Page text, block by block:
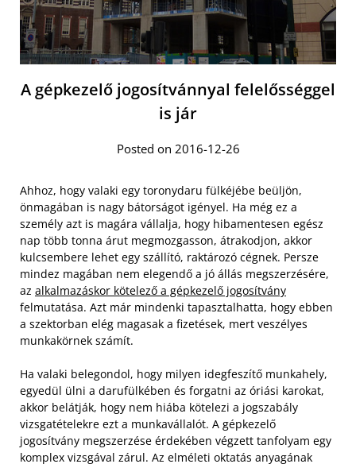
A gépkezelő jogosítvánnyal felelősséggel
is jár
Posted on 2016-12-26
Ahhoz, hogy valaki egy toronydaru fülkéjébe beüljön,
önmagában is nagy bátorságot igényel. Ha még ez a
személy azt is magára vállalja, hogy hibamentesen egész
nap több tonna árut megmozgasson, átrakodjon, akkor
kulcsembere lehet egy szállító, raktározó cégnek. Persze
mindez magában nem elegendő a jó állás megszerzésére,
az alkalmazáskor kötelező a gépkezelő jogosítvány
felmutatása. Azt már mindenki tapasztalhatta, hogy ebben
a szektorban elég magasak a fizetések, mert veszélyes
munkakörnek számít.
Ha valaki belegondol, hogy milyen idegfeszítő munkahely,
egyedül ülni a darufülkében és forgatni az óriási karokat,
akkor belátják, hogy nem hiába kötelezi a jogszabály
vizsgatételekre ezt a munkavállalót. A gépkezelő
jogosítvány megszerzése érdekében végzett tanfolyam egy
komplex vizsgával zárul. Az elméleti oktatás anyagának